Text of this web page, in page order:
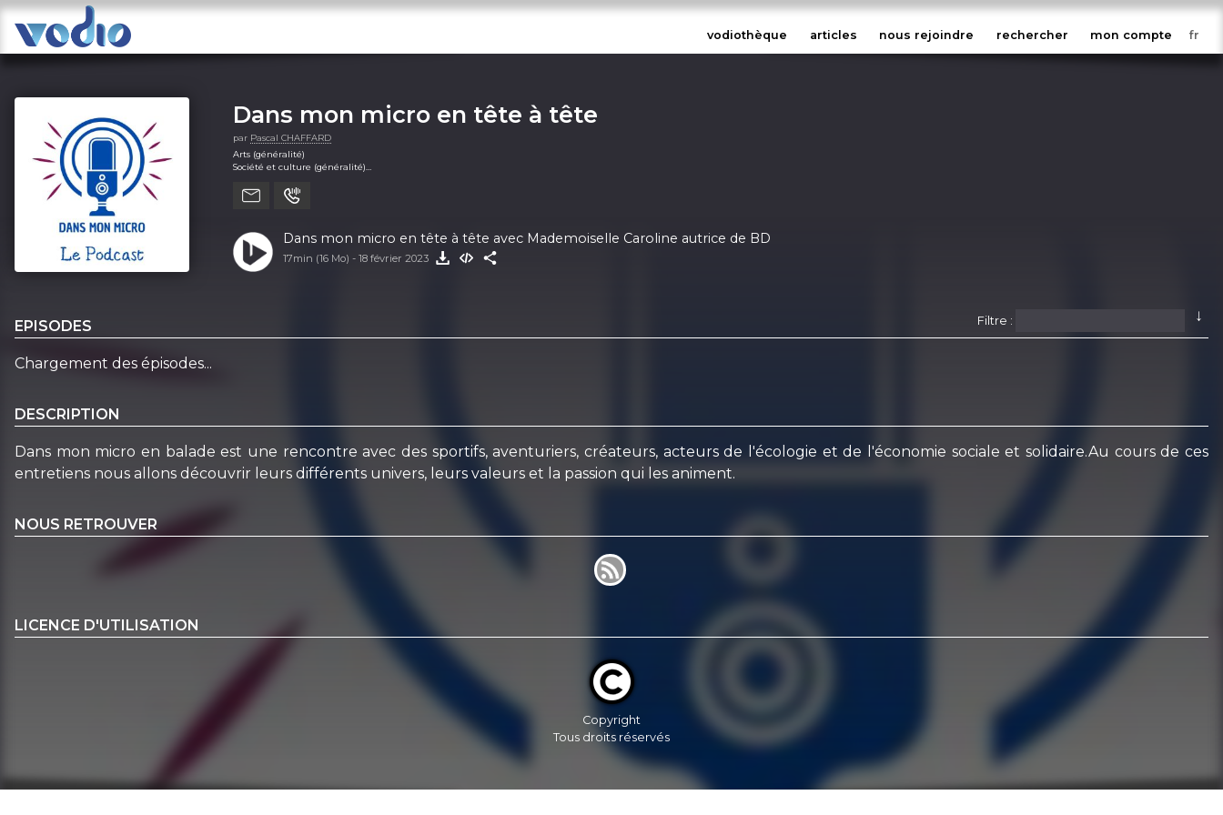
vodiothèque articles nous rejoindre rechercher mon compte
Dans mon micro en tête à tête
par Pascal CHAFFARD
Arts (généralité)
Société et culture (généralité)
Dans mon micro en tête à tête avec Mademoiselle Caroline autrice de BD
17min (16 Mo) - 18 février 2023
EPISODES
↓
Filtre :
Chargement des épisodes...
DESCRIPTION
Dans mon micro en balade est une rencontre avec des sportifs, aventuriers, créateurs, acteurs de l'écologie et de l'économie sociale et solidaire.Au cours de ces
entretiens nous allons découvrir leurs différents univers, leurs valeurs et la passion qui les animent.
NOUS RETROUVER
LICENCE D'UTILISATION
Copyright
Tous droits réservés